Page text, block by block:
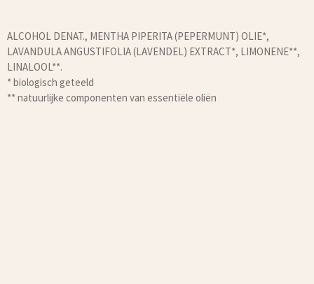
ALCOHOL DENAT., MENTHA PIPERITA (PEPERMUNT) OLIE*,
LAVANDULA ANGUSTIFOLIA (LAVENDEL) EXTRACT*, LIMONENE**,
LINALOOL**.
* biologisch geteeld
** natuurlijke componenten van essentiële oliën